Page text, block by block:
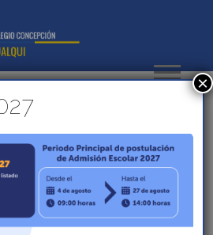
relaciones
Hualqui recibió la visita
en esta ocasión, trabajaron
de segundo año medio en
×